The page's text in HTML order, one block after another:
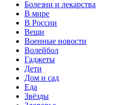
Болезни и лекарства
В мире
В России
Вещи
Военные новости
Волейбол
Гаджеты
Дети
Дом и сад
Еда
Звёзды